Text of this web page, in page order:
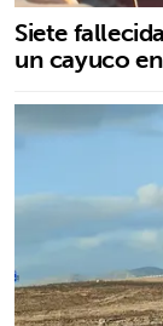
Siete
un cayuco